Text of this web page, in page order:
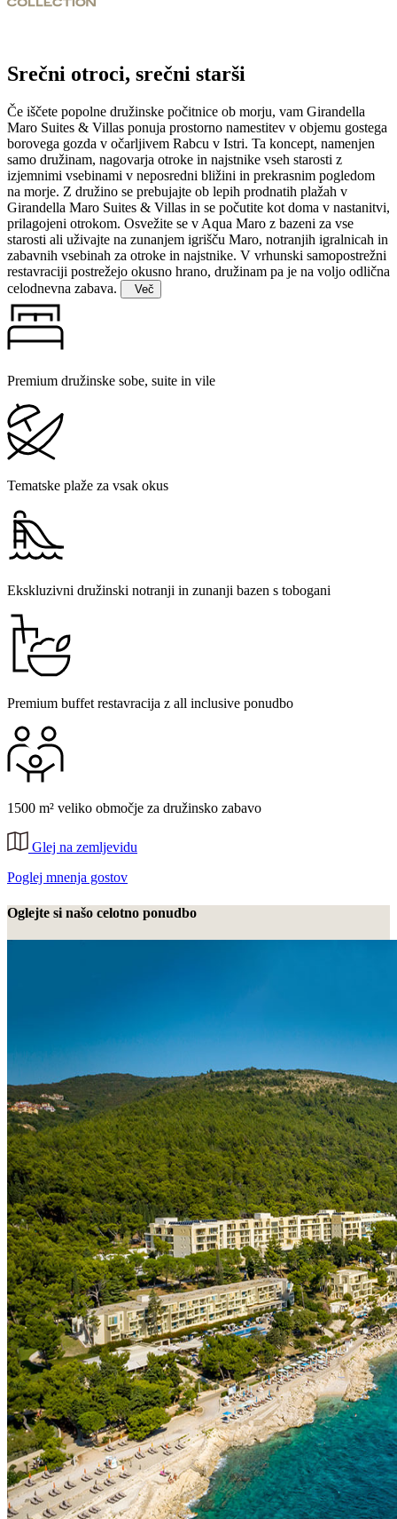
Srečni otroci, srečni starši
Če iščete popolne družinske počitnice ob morju, vam Girandella
Maro Suites & Villas ponuja prostorno namestitev v objemu gostega
borovega gozda v očarljivem Rabcu v Istri. Ta koncept, namenjen
samo družinam, nagovarja otroke in najstnike vseh starosti z
izjemnimi vsebinami v neposredni bližini in prekrasnim pogledom
na morje. Z družino se prebujajte ob lepih prodnatih plažah v
Girandella Maro Suites & Villas in se počutite kot doma v nastanitvi,
prilagojeni otrokom. Osvežite se v Aqua Maro z bazeni za vse
starosti ali uživajte na zunanjem igrišču Maro, notranjih igralnicah in
zabavnih vsebinah za otroke in najstnike. V vrhunski samopostrežni
restavraciji postrežejo okusno hrano, družinam pa je na voljo odlična
celodnevna zabava.
Več
Premium družinske sobe, suite in vile
Tematske plaže za vsak okus
Ekskluzivni družinski notranji in zunanji bazen s tobogani
Premium buffet restavracija z all inclusive ponudbo
1500 m² veliko območje za družinsko zabavo
Glej na zemljevidu
Poglej mnenja gostov
Oglejte si našo celotno ponudbo